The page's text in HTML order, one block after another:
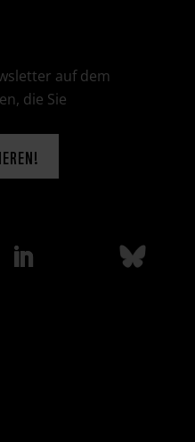
auf dem
die Sie